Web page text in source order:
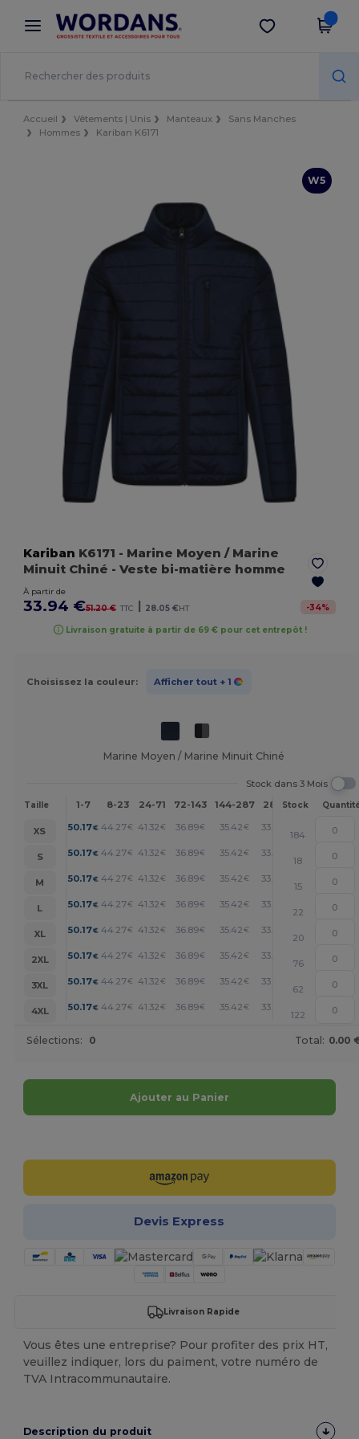
× Appli Wordans
Meilleurs prix sur l’app !
Obtenir l'appli
Accueil Vêtements | Unis Manteaux
Sans Manches
Hommes
Kariban K6171
W5
Kariban K6171 - Marine Moyen / Marine
Minuit Chiné - Veste bi-matière homme
À partir de
33.94 €51.20 € TTC | 28.05 €HT -34%
Livraison gratuite à partir de 69 € pour cet entrepôt !
Choisissez la couleur: Afficher tout + 1
Marine Moyen / Marine Minuit Chiné
Stock dans 3 Mois
Taille 1-7 8-23 24-71 72-143 144-287 288 + Plus
Stock
XS 50.17€ 44.27€ 41.32 € 36.89€ 35.42 € 33.94
184
S
50.17€ 44.27€ 41.32 € 36.89€ 35.42 € 33.94
18
M
50.17€ 44.27€ 41.32 € 36.89€ 35.42 € 33.94
15
L
50.17€ 44.27€ 41.32 € 36.89€ 35.42 € 33.94
22
XL
50.17€ 44.27€ 41.32 € 36.89€ 35.42 € 33.94
20
2XL
50.17€ 44.27€ 41.32 € 36.89€ 35.42 € 33.94
76
3XL
50.17€ 44.27€ 41.32 € 36.89€ 35.42 € 33.94
62
4XL
50.17€ 44.27€ 41.32 € 36.89€ 35.42 € 33.94 +
122
Sélections: 0 Total: 0.00
Ajouter au Panier
Devis Express
Livraison Rapide
Vous êtes une entreprise? Pour profiter des prix HT,
veuillez indiquer, lors du paiment, votre numéro de
TVA Intracommunautaire.
Description du produit